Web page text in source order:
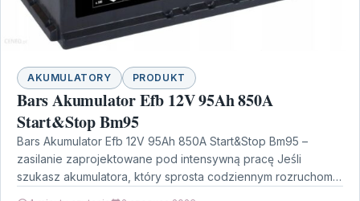
AKUMULATORY PRODUKT
Bars Akumulator Efb 12V 95Ah 850A
Start&Stop Bm95
Bars Akumulator Efb 12V 95Ah 850A Start&Stop Bm95 –
zasilanie zaprojektowane pod intensywną pracę Jeśli
szukasz akumulatora, który sprosta codziennym rozruchom i